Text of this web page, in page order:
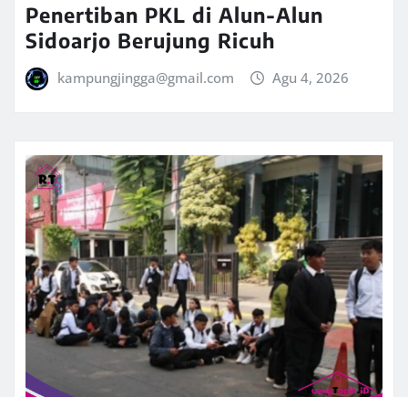
Penertiban PKL di Alun-Alun
Sidoarjo Berujung Ricuh
kampungjingga@gmail.com Agu 4, 2026